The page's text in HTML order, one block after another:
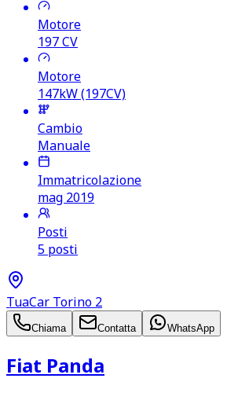
Motore
197CV
Motore
147kW (197CV)
Cambio
Manuale
Immatricolazione
mag 2019
Posti
5 posti
TuaCar Torino 2
Chiama Contatta WhatsApp
Fiat Panda